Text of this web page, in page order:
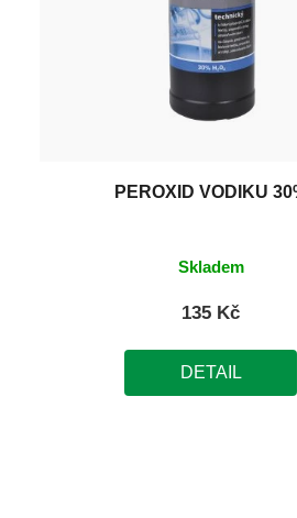
PEROXID VODÍKU
Skladem
135 Kč
DETAIL